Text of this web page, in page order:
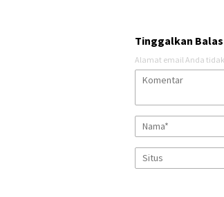
Tinggalkan
Alamat email Anda